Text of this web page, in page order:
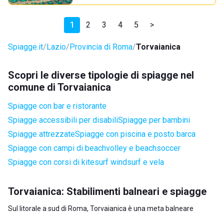
1 2 3 4 5 >
Spiagge.it Lazio Provincia di Roma Torvaianica
Scopri le diverse tipologie di spiagge nel
comune di Torvaianica
Spiagge con bar e ristorante
Spiagge accessibili per disabiliSpiagge per bambini
Spiagge attrezzateSpiagge con piscina e posto barca
Spiagge con campi di beachvolley e beachsoccer
Spiagge con corsi di kitesurf windsurf e vela
Torvaianica: Stabilimenti balneari e spiagge
Sul litorale a sud di Roma, Torvaianica è una meta balneare